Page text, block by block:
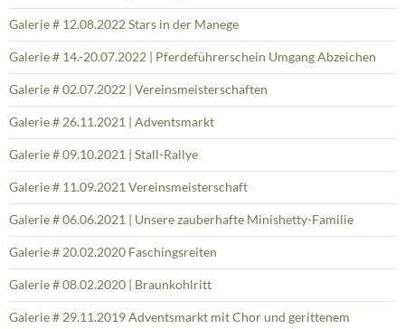
Galerie # 12.08.2022 Stars in der Manege
Galerie # 14.-20.07.2022 | Pferdeführerschein Umgang Abzeichen
Galerie # 02.07.2022 | Vereinsmeisterschaften
Galerie # 26.11.2021 | Adventsmarkt
Galerie # 09.10.2021 | Stall-Rallye
Galerie # 11.09.2021 Vereinsmeisterschaft
Galerie # 06.06.2021 | Unsere zauberhafte Minishetty-Familie
Galerie # 20.02.2020 Faschingsreiten
Galerie # 08.02.2020 | Braunkohlritt
Galerie # 29.11.2019 Adventsmarkt mit Chor und gerittenem